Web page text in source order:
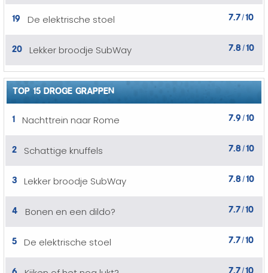
19 De elektrische stoel 7.7/10
20 Lekker broodje SubWay 7.8 /10
TOP 15 DROGE GRAPPEN
1
Nachttrein naar Rome 7.9 /10
2 Schattige knuffels 7.8 /10
3 Lekker broodje SubWay 7.8/10
4 Bonen en een dildo? 7.7/10
5 De elektrische stoel 7.7/10
6 7.7/10